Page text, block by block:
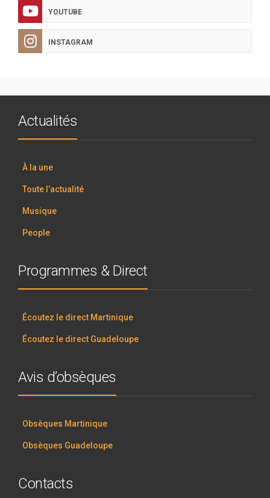
YOUTUBE
INSTAGRAM
Actualités
À la une
Toute l’actualité
Musique
People
Programmes & Direct
Écoutez le direct Martinique
Écoutez le direct Guadeloupe
Avis d’obsèques
Obsèques Martinique
Obsèques Guadeloupe
Contacts